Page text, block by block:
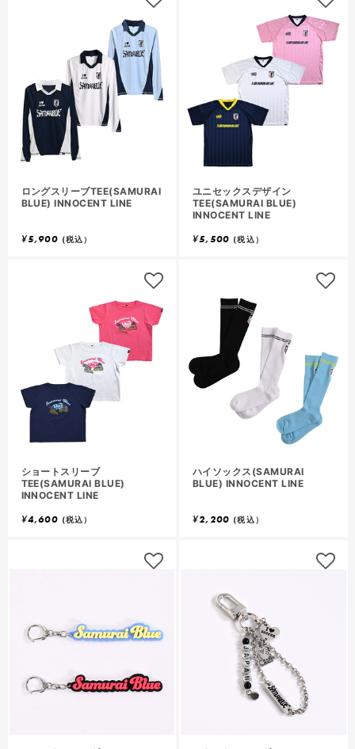
ロングスリーブTEE(SAMURAI
BLUE) INNOCENT LINE
¥5,900 (税込）
ユニセックスデザイン
TEE(SAMURAI BLUE)
INNOCENT LINE
¥5,500 (税込）
ショートスリーブ
TEE(SAMURAI BLUE)
INNOCENT LINE
¥4,600 (税込）
ハイソックス(SAMURAI
BLUE) INNOCENT LINE
¥2,200 (税込）